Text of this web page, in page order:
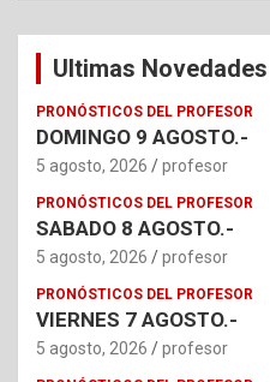
Ultimas Novedades
PRONÓSTICOS DEL PROFESOR
DOMINGO 9 AGOSTO.-
5 agosto, 2026 profesor
PRONÓSTICOS DEL PROFESOR
SABADO 8 AGOSTO.-
5 agosto, 2026 profesor
PRONÓSTICOS DEL PROFESOR
VIERNES 7 AGOSTO.-
5 agosto, 2026 profesor